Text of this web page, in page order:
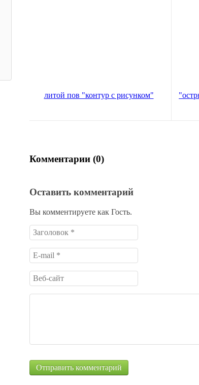
Цена по карте:257 руб. Цена
Комментарии (0)
Оставить комментарий
Вы комментируете как Гость.